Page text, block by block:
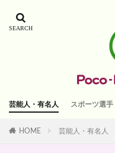
芸能人・有名人 スポーツ選手
HOME 芸能人・有名人